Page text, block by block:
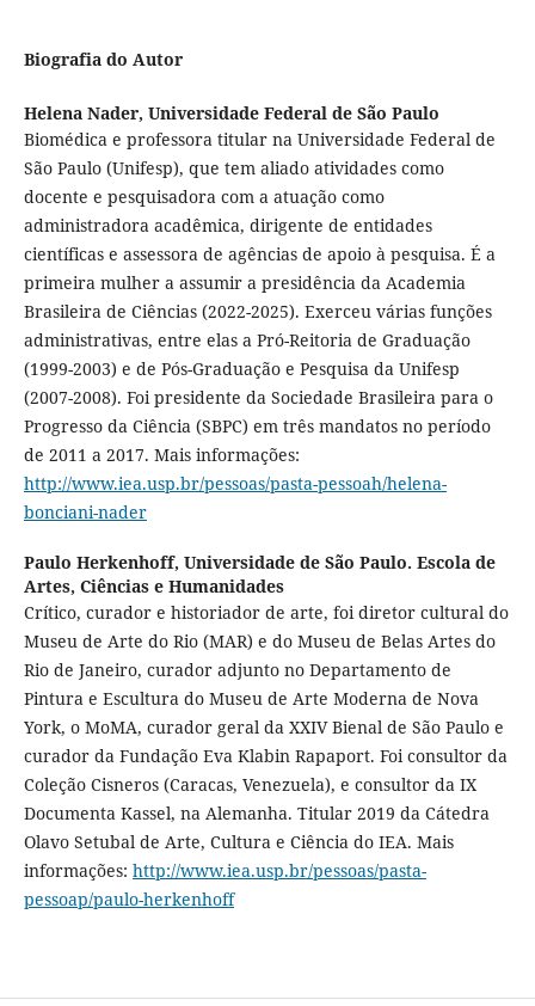
Biografia do Autor
Helena Nader, Universidade Federal de São Paulo
Biomédica e professora titular na Universidade Federal de
São Paulo (Unifesp), que tem aliado atividades como
docente e pesquisadora com a atuação como
administradora acadêmica, dirigente de entidades
científicas e assessora de agências de apoio à pesquisa. É a
primeira mulher a assumir a presidência da Academia
Brasileira de Ciências (2022-2025). Exerceu várias funções
administrativas, entre elas a Pró-Reitoria de Graduação
(1999-2003) e de Pós-Graduação e Pesquisa da Unifesp
(2007-2008). Foi presidente da Sociedade Brasileira para o
Progresso da Ciência (SBPC) em três mandatos no período
de 2011 a 2017. Mais informações:
http://www.iea.usp.br/pessoas/pasta-pessoah/helena-
bonciani-nader
Paulo Herkenhoff, Universidade de São Paulo. Escola de
Artes, Ciências e Humanidades
Crítico, curador e historiador de arte, foi diretor cultural do
Museu de Arte do Rio (MAR) e do Museu de Belas Artes do
Rio de Janeiro, curador adjunto no Departamento de
Pintura e Escultura do Museu de Arte Moderna de Nova
York, o MoMA, curador geral da XXIV Bienal de São Paulo e
curador da Fundação Eva Klabin Rapaport. Foi consultor da
Coleção Cisneros (Caracas, Venezuela), e consultor da IX
Documenta Kassel, na Alemanha. Titular 2019 da Cátedra
Olavo Setubal de Arte, Cultura e Ciência do IEA. Mais
informações: http://www.iea.usp.br/pessoas/pasta-
pessoap/paulo-herkenhoff